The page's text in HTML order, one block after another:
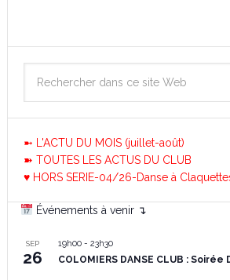
➼ L'ACTU DU MOIS (juillet-août)
➽ TOUTES LES ACTUS DU CLUB
♥ HORS SERIE-04/26-Danse à
Événements à venir ↴
SEP
26
19h00- 23h30
COLOMIERS DANSE CLUB :